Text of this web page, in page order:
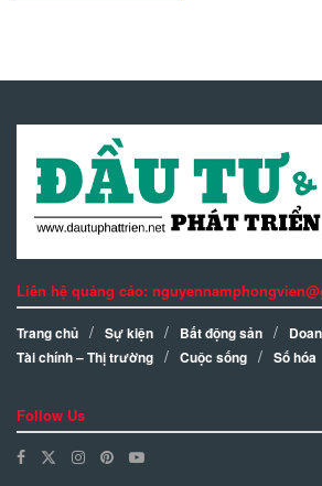
Liên hệ quảng cáo:
Trang chủ Sự kiện Bất động sản
Tài chính – Thị trường
Cuộc sống Số hóa
Follow Us